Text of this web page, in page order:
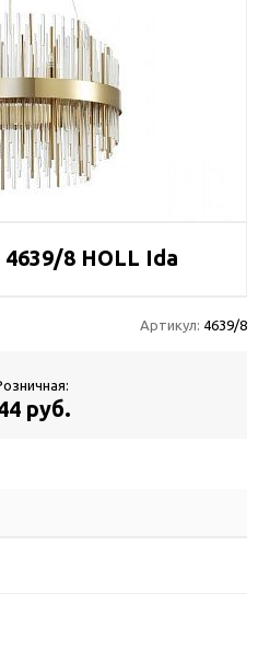
4639/8 HOLL Ida
Артикул: 4639/8
руб.